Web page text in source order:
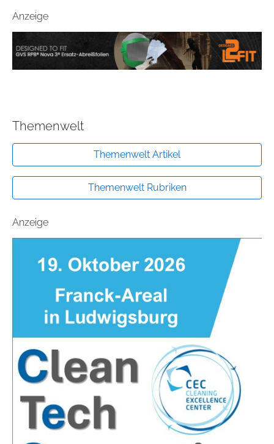
Anzeige
Themenwelt
Themenwelt Artikel
Themenwelt Rubriken
Anzeige